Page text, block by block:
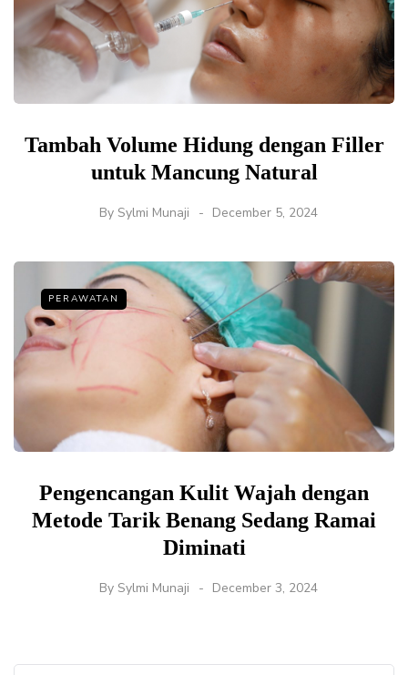
Tambah Volume Hidung dengan Filler
untuk Mancung Natural
By Sylmi Munaji December 5, 2024
PERAWATAN
Pengencangan Kulit Wajah dengan
Metode Tarik Benang Sedang Ramai
Diminati
By Sylmi Munaji December 3, 2024